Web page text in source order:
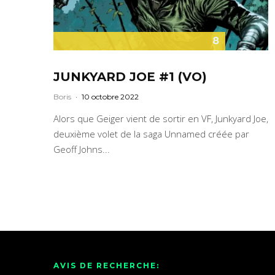
8
JUNKYARD JOE #1 (VO)
Boris · 10 octobre 2022
Alors que Geiger vient de sortir en VF, Junkyard Joe,
deuxième volet de la saga Unnamed créée par
Geoff Johns...
AVIS DE RECHERCHE: